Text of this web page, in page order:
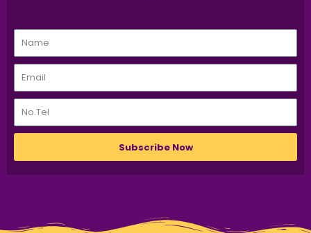
Subscribe Now